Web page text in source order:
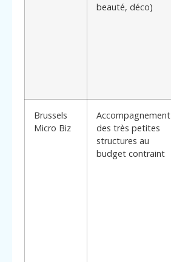
beauté, déco)
Brussels
Micro Biz
Accompagnement
des très petites
structures au
budget contraint